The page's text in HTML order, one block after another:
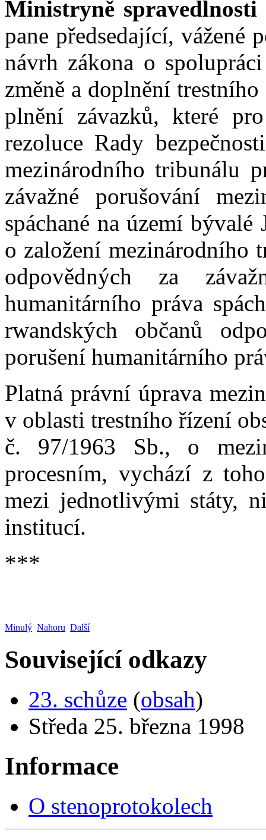
Ministryně
pane předsedající, vážené
návrh zákona o
změně a doplnění
plnění závazků, které
rezoluce Rady
mezinárodního tribunálu
závažné porušování
spáchané na území
o založení mezinárodního
odpovědných za
humanitárního práva
rwandských občanů
porušení humanitárního
Platná právní úprava
v oblasti trestního řízení
č. 97/1963 Sb., o
procesním, vychází z
mezi jednotlivými státy,
institucí.
***
Minulý Nahoru Další
Související odkazy
23. schůze (obsah)
Středa 25. března 1998
Informace
O stenoprotokolech